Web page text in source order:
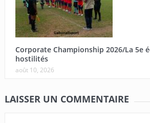
Corporate Championship 2026/La 5e
hostilités
août 10, 2026
LAISSER UN COMMENTAIRE